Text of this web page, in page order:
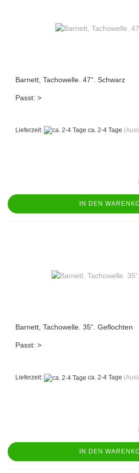
Barnett, Tachowelle. 47“. Schwarz
Passt: >
Lieferzeit: ca. 2-4 Tage
IN DEN
Barnett, Tachowelle. 35“. Geflochten
Passt: >
Lieferzeit: ca. 2-4 Tage
IN DEN